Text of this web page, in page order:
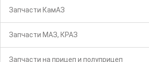
Запчасти КамАЗ
Запчасти МАЗ, КРАЗ
Запчасти на прицеп и полуприцеп